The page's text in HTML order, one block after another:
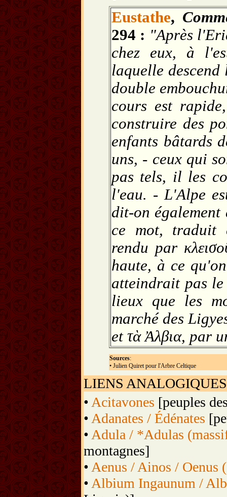
Eustathe,
294 : "Après
chez eux, à
laquelle
double
cours est
construire des
enfants bâtards
uns, - ceux qui
pas tels, il les
l'eau. - L'Alpe
dit-on
ce mot, traduit
rendu par
haute, à ce
atteindrait pas le
lieux que les
marché des
et τὰ Ἀλβια, par
Sources:
• Julien Quiret pour l'Arbre Celtique
LIENS ANALOGIQUES
• Acitavones [peuples
• Adanates / Édénates
• Adula / *Adulas
montagnes]
• Aenus / Ainos / Oenus
• Albium Ingaunum /